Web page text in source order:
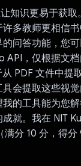
知识更易于获
多教师更相信
问答功能，您
API，仅根据文
PDF 文件中提
会提取这些视
的工具能为您
就。我在 NIT
分 10 分，得分